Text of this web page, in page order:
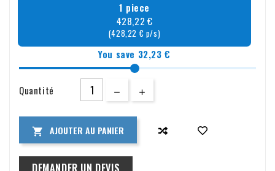
1 piece
428,22 €
(428,22 € p/s)
You save 32,23 €
Quantité
 AJOUTER AU PANIER